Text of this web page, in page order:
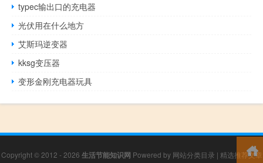
typec输出口的充电器
光伏用在什么地方
艾斯玛逆变器
kksg变压器
变形金刚充电器玩具
Copyright © 2012 - 2026 生活节能知识网 Powered by 网站分类目录 | 精选推荐文章